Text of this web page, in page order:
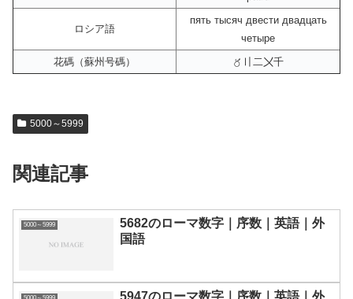
ロシア語
пять тысяч двести двадцать
четыре
花碼（蘇州号碼）
〥〢二〤千
5000～5999
関連記事
5000～5999
5682のローマ数字｜序数｜英語｜外
国語
5000～5999
5947のローマ数字｜序数｜英語｜外